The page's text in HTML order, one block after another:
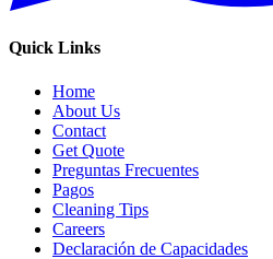
Quick Links
Home
About Us
Contact
Get Quote
Preguntas Frecuentes
Pagos
Cleaning Tips
Careers
Declaración de Capacidades